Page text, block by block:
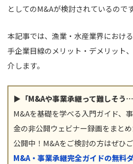
としてのM&Aが検討されているのです
本記事では、漁業・水産業界におけ
手企業目線のメリット・デメリット
介します。
▶「M&Aや事業承継って難しそう
M&Aを基礎を学べる入門ガイド、
金の非公開ウェビナー録画をまと
公開中！M&Aをご検討の方はぜひ
M&A・事業承継完全ガイドの無料